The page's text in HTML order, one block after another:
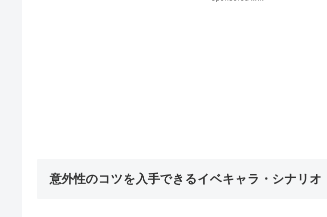
意外性のコツを入手できるイベキャラ・シナリオ